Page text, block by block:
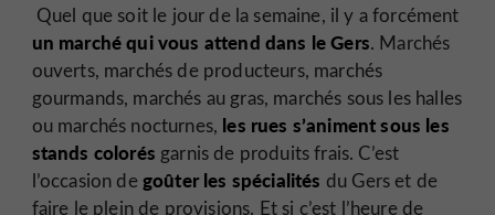
Quel que soit le jour de la semaine, il y a forcément
un marché qui vous attend dans le Gers. Marchés
ouverts, marchés de producteurs, marchés
gourmands, marchés au gras, marchés sous les halles
ou marchés nocturnes, les rues s’animent sous les
stands colorés garnis de produits frais. C’est
l’occasion degoûter les spécialités du Gers et de
faire le plein de provisions. Et si c’est l’heure de